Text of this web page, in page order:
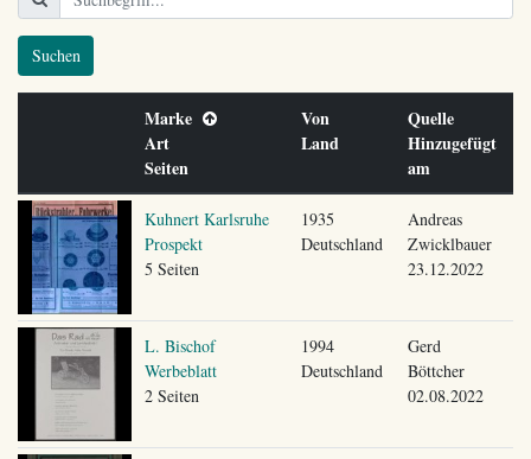
Suchen
Marke
Art
Seiten
Von
Land
Quelle
Hinzugefügt
am
Kuhnert Karlsruhe
Prospekt
5 Seiten
1935
Deutschland
Andreas
Zwicklbauer
23.12.2022
L. Bischof
Werbeblatt
2 Seiten
1994
Deutschland
Gerd
Böttcher
02.08.2022